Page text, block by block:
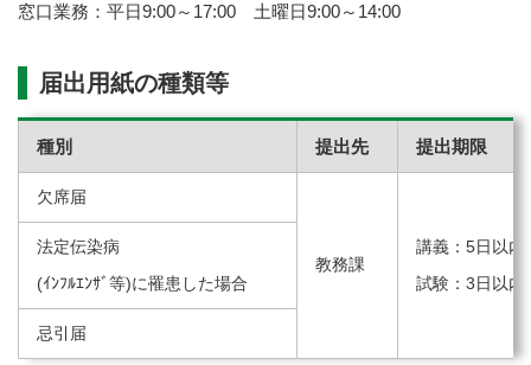
窓口業務：平日9:00～17:00 土曜日9:00～14:00
届出用紙の種類等
種別 提出先 提出期限
欠席届
教務課
講義：5日以内
試験：3日以内
法定伝染病
(ｲﾝﾌﾙｴﾝｻﾞ等)に罹患した場合
忌引届